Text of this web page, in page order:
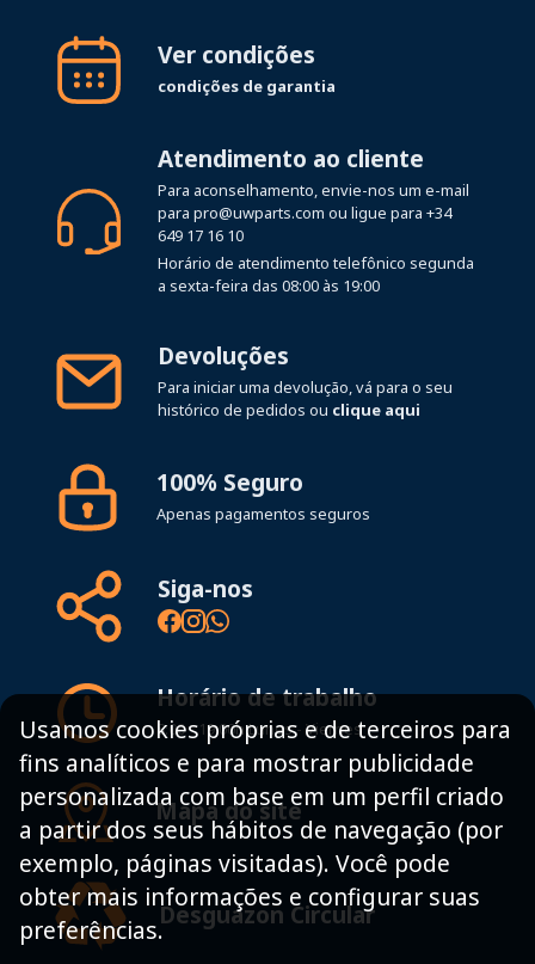
Ver condições
condições de garantia
Atendimento ao cliente
Para aconselhamento, envie-nos um e-mail
para pro@uwparts.com ou ligue para +34
649 17 16 10
Horário de atendimento telefônico segunda
a sexta-feira das 08:00 às 19:00
Devoluções
Para iniciar uma devolução, vá para o seu
histórico de pedidos ou clique aqui
100% Seguro
Apenas pagamentos seguros
Siga-nos
Horário de trabalho
8:00 - 19:00h Lunes - Viernes
Mapa do site
Desguazon Circular
Usamos cookies próprias e de terceiros para
fins analíticos e para mostrar publicidade
personalizada com base em um perfil criado
a partir dos seus hábitos de navegação (por
exemplo, páginas visitadas). Você pode
obter mais informações e configurar suas
preferências.